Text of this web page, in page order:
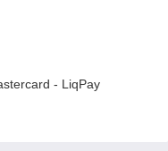
- LiqPay